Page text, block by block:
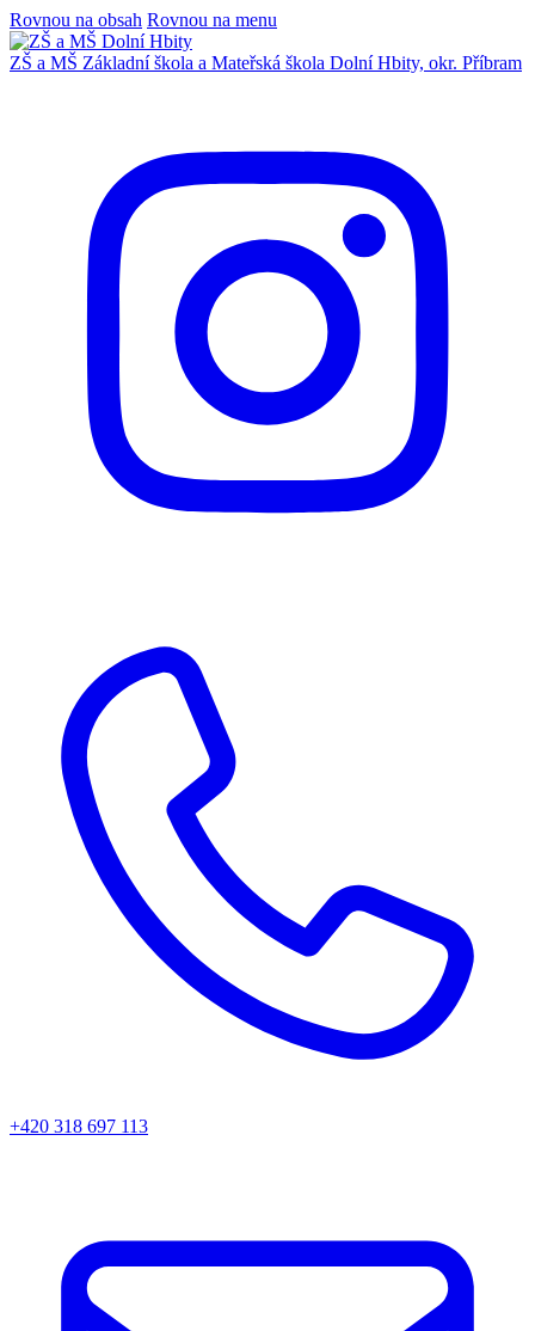
Rovnou na obsah Rovnou na menu
ZŠ a MŠ Základní škola a Mateřská škola Dolní Hbity, okr. Příbram
+420 318 697 113